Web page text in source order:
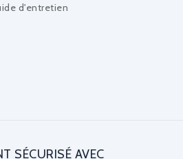
d'entretien
SÉCURISÉ AVEC